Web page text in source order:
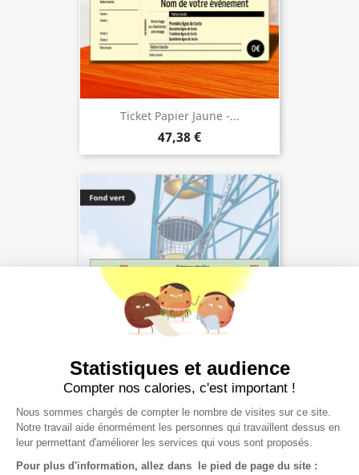
Ticket Papier Jaune -...
47,38 €
Ticket Papier Vert -...
47,38 €
Statistiques et audience
Compter nos calories, c'est important !
Nous sommes chargés de compter le nombre de visites sur ce site.
Notre travail aide énormément les personnes qui travaillent dessus en
leur permettant d'améliorer les services qui vous sont proposés.
Pour plus d'information, allez dans le pied de page du site :